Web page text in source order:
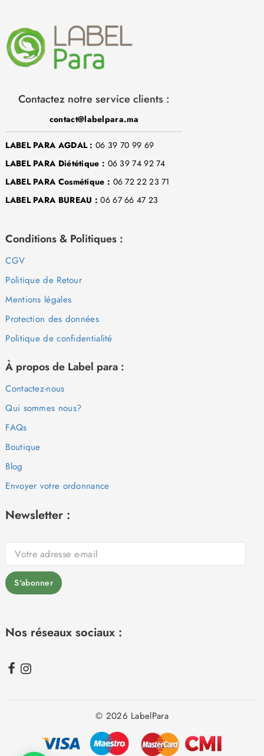
Contactez notre service clients :
contact@labelpara.ma
LABEL PARA AGDAL : 06 39 70 99 69
LABEL PARA Diététique : 06 39 74 92 74
LABEL PARA Cosmétique : 06 72 22 23 71
LABEL PARA BUREAU : 06 67 66 47 23
Conditions & Politiques :
CGV
Politique de Retour
Mentions légales
Protection des données
Politique de confidentialité
À propos de Label para :
Contactez-nous
Qui sommes nous?
FAQs
Boutique
Blog
Envoyer votre ordonnance
Newsletter :
Nos réseaux sociaux :
© 2026 LabelPara